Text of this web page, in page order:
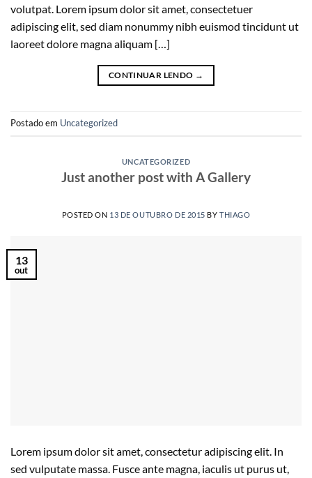
volutpat. Lorem ipsum dolor sit amet, consectetuer
adipiscing elit, sed diam nonummy nibh euismod tincidunt ut
laoreet dolore magna aliquam […]
CONTINUAR LENDO →
Postado em Uncategorized
UNCATEGORIZED
Just another post with A Gallery
POSTED ON 13 DE OUTUBRO DE 2015 BYTHIAGO
13
out
Lorem ipsum dolor sit amet, consectetur adipiscing elit. In
sed vulputate massa. Fusce ante magna, iaculis ut purus ut,